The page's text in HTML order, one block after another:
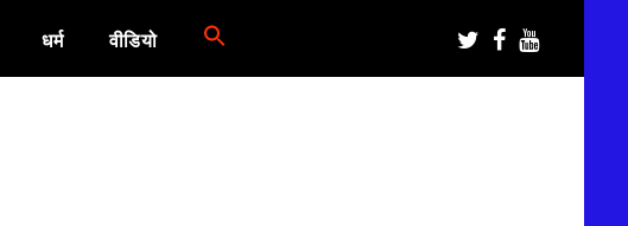
धर्म वीडियो